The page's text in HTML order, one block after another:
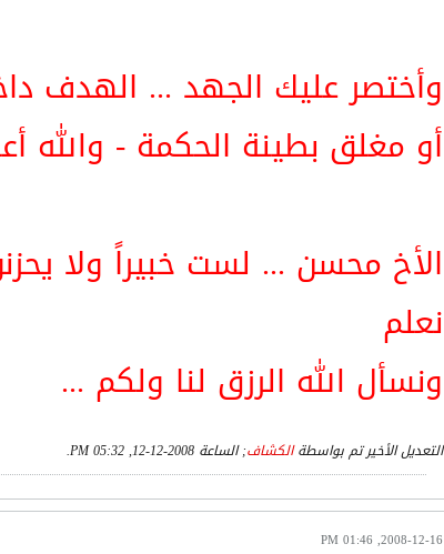
وأختصر عليك الجهد ... الهدف
أو مغلق بطينة الحكمة - والله
الأخ محسن ... لست خبيراً ولا
نعلم
ونسأل الله الرزق لنا ولكم ...
التعديل الأخير تم بواسطةالكشاف; الساعة 2008-12-12, 05:32 PM
.
2008-12-16, 01:46 PM